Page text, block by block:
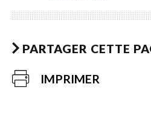
PARTAGER CETTE
IMPRIMER